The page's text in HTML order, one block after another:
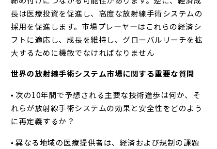
長は医療投資を促進し、高度な放射線手術システムの
採用を促進します。市場プレーヤーはこれらの経済シ
フトに適応し、成長を維持し、グローバルリーチを拡
大するために機敏でなければなりません
世界の放射線手術システム市場に関する重要な質問
• 次の10年間で予想される主要な技術進歩は何か、そ
れらが放射線手術システムの効果と安全性をどのよう
に再定義するか？
• 異なる地域の医療提供者は、経済および規制の課題